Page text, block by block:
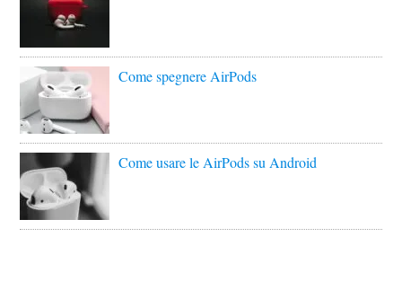
Come spegnere AirPods
Come usare le AirPods su Android